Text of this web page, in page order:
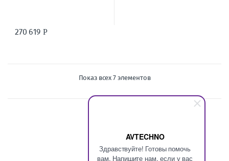
AVTECHNO
Здравствуйте! Готовы помочь
вам. Напишите нам, если у вас
270 619 Р
Показ всех 7 элементов